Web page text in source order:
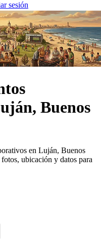
sesión
Buenos
en Luján, Buenos
ubicación y datos para